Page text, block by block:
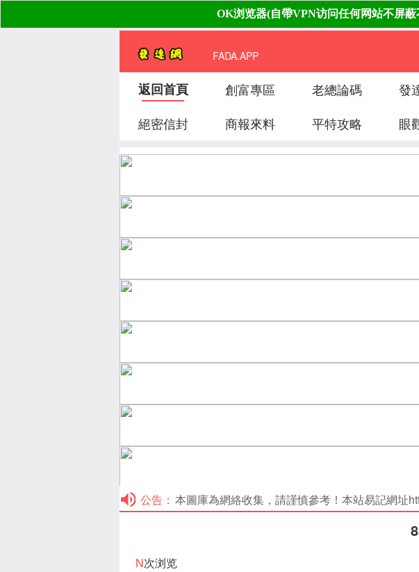
FADA.APP
返回首頁 創富專區 老總論碼 發
絕密信封
商報來料 平特攻略 眼
公告： 本圖庫為網絡收集，請謹慎參考！本站易記網址
N次浏览